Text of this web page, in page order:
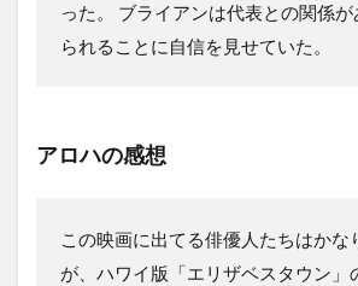
った。 ブライアンは代表との関係
られることに自信を見せていた。
アロハの感想
この映画に出てる俳優人たちはかな
が、ハワイ版「エリザベスタウン」